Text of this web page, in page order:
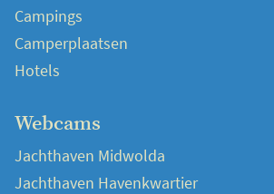
Campings
Camperplaatsen
Hotels
Webcams
Jachthaven Midwolda
Jachthaven Havenkwartier